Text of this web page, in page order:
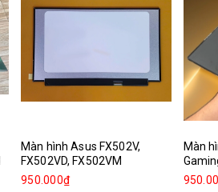
Màn hình Asus FX502V,
FX502VD, FX502VM
950.000₫
Màn